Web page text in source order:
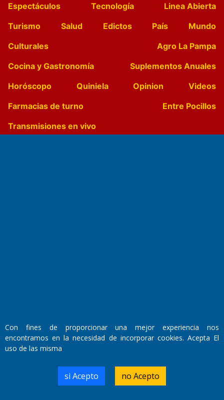
Espectáculos
Tecnología
Linea Abierta
Turismo
Salud Edictos País
Mundo
Culturales
Agro La Pampa
Cocina y Gastronomía
Suplementos Anuales
Horóscopo
Quiniela Opinion
Videos
Farmacias de turno
Entre Pocillos
Transmisiones en vivo
Propietario: El Diario SRL
Director Periodístico:
Walter René Goñi
Domicilio Legal: José Ingenieros 855,
Santa Rosa, La Pampa.
Con fines de proporcionar una mejor experiencia nos
encontramos en la necesidad de incorporar cookies. Acepta El
uso de las misma
si Acepto no Acepto